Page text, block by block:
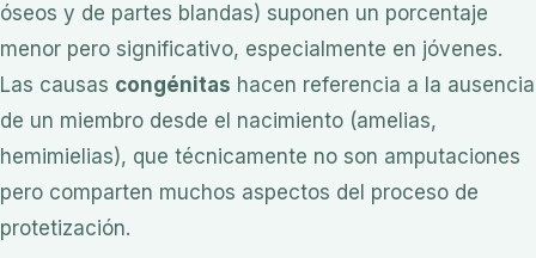
óseos y de partes blandas) suponen un porcentaje
menor pero significativo, especialmente en jóvenes.
Las causas congénitas hacen referencia a la ausencia
de un miembro desde el nacimiento (amelias,
hemimielias), que técnicamente no son amputaciones
pero comparten muchos aspectos del proceso de
protetización.